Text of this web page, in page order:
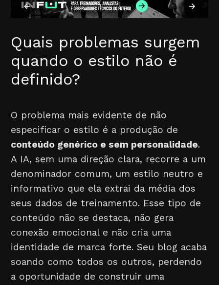
Quais problemas surgem
quando o estilo não é
definido?
O problema mais evidente de não
especificar o estilo é a produção de
conteúdo genérico e sem personalidade.
A IA, sem uma direção clara, recorre a um
denominador comum, um estilo neutro e
informativo que ela extrai da média dos
seus dados de treinamento. Esse tipo de
conteúdo não se destaca, não gera
conexão emocional e não cria uma
identidade de marca forte. Seu blog acaba
soando como todos os outros, perdendo
a oportunidade de construir uma